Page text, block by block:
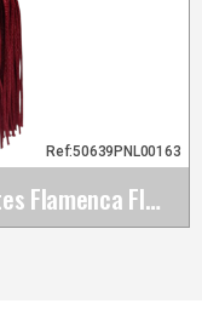
Pendientes Flamenca Flecos Largos con Bola Dorada&hellip;
Ref:50639PNL00163